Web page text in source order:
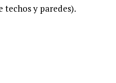
y paredes).